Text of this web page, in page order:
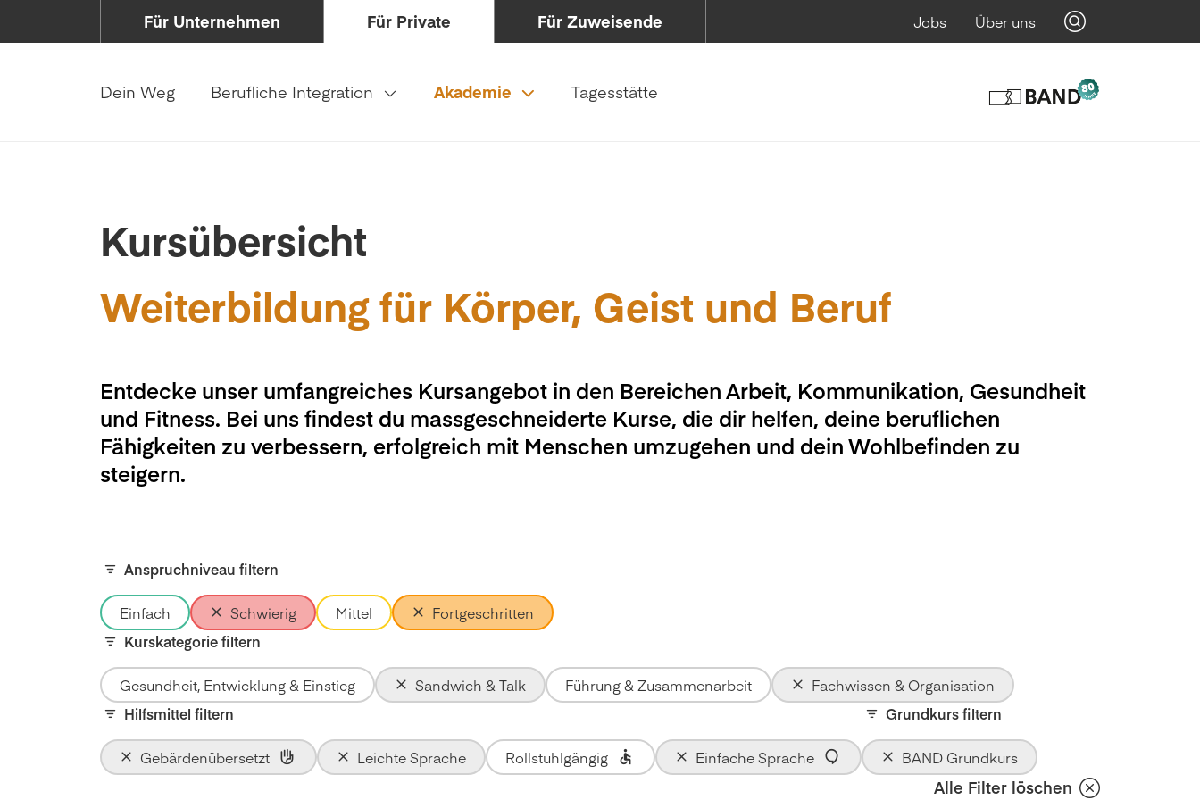
Für Unternehmen Für Private Für Zuweisende Jobs Über uns
Dein Weg Berufliche Integration Akademie Tagesstätte
Kursübersicht
Weiterbildung für Körper, Geist und Beruf
Entdecke unser umfangreiches Kursangebot in den Bereichen Arbeit, Kommunikation, Gesundheit
und Fitness. Bei uns findest du massgeschneiderte Kurse, die dir helfen, deine beruflichen
Fähigkeiten zu verbessern, erfolgreich mit Menschen umzugehen und dein Wohlbefinden zu
steigern.
Anspruchniveau filtern
Einfach Schwierig Mittel
Fortgeschritten
Kurskategorie filtern
Gesundheit, Entwicklung & Einstieg Sandwich & Talk Führung & Zusammenarbeit
Fachwissen & Organisation
Hilfsmittel filtern
Gebärdenübersetzt Leichte Sprache Rollstuhlgängig Einfache Sprache
Grundkurs filtern
BAND Grundkurs
Alle Filter löschen